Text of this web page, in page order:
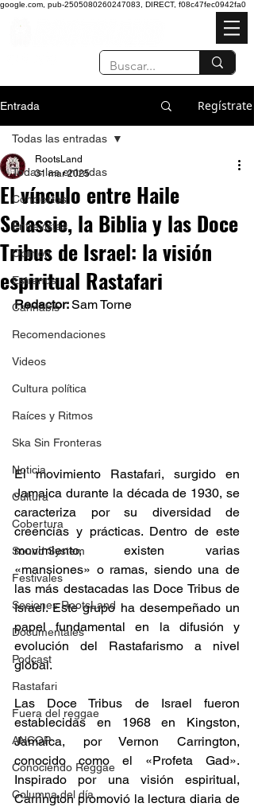
google.com, pub-2505080260247083, DIRECT, f08c47fec0942fa0
Entrada Regístrate
Todas las entradas
Conciertos
Entrevistas
Opinión
Estrenos
Cannabis
Recomendaciones
Videos
Cultura política
Raíces y Ritmos
Ska Sin Fronteras
Noticia
Cultura
Cobertura
Sound System
Festivales
Sesiones RootsLand
Documentales
Podcast
Rastafari
Fuera del reggae
ANCOP
Conociendo Reggae
Columna del día
Todas las entradas
El vínculo entre Haile
Selassie, la Biblia y las Doce
Tribus de Israel: la visión
espiritual Rastafari
RootsLand
31 mar 2025
Redactor: Sam Torne
El movimiento Rastafari, surgido en
Jamaica durante la década de 1930, se
caracteriza por su diversidad de
creencias y prácticas. Dentro de este
movimiento, existen varias
«mansiones» o ramas, siendo una de
las más destacadas las Doce Tribus de
Israel. Este grupo ha desempeñado un
papel fundamental en la difusión y
evolución del Rastafarismo a nivel
global.​
Las Doce Tribus de Israel fueron
establecidas en 1968 en Kingston,
Jamaica, por Vernon Carrington,
conocido como el «Profeta Gad».
Inspirado por una visión espiritual,
Carrington promovió la lectura diaria de